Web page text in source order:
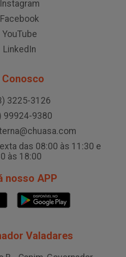
Instagram
Facebook
YouTube
LinkedIn
Conosco
3225-3126
99924-9380
das 08:00 às 11:30 e
às 18:00
nosso APP
Valadares